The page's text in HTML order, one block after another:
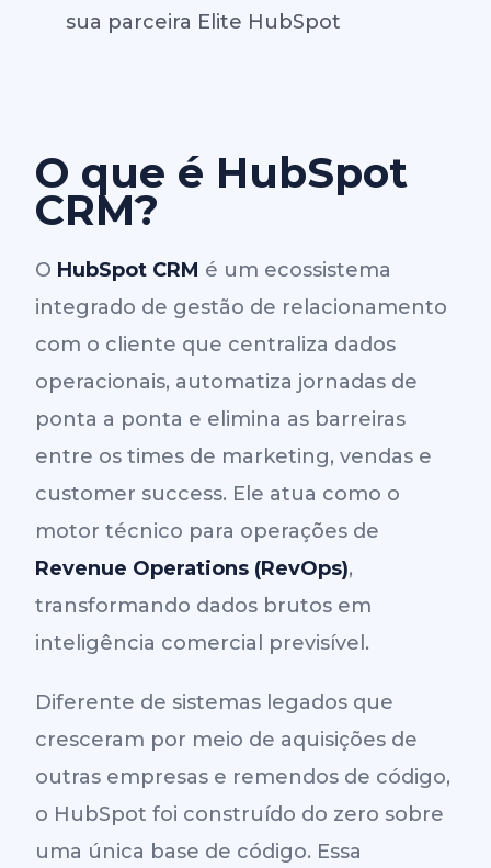
sua parceira Elite HubSpot
O que é HubSpot
CRM?
O HubSpot CRM é um ecossistema
integrado de gestão de relacionamento
com o cliente que centraliza dados
operacionais, automatiza jornadas de
ponta a ponta e elimina as barreiras
entre os times de marketing, vendas e
customer success. Ele atua como o
motor técnico para operações de
Revenue Operations (RevOps),
transformando dados brutos em
inteligência comercial previsível.
Diferente de sistemas legados que
cresceram por meio de aquisições de
outras empresas e remendos de código,
o HubSpot foi construído do zero sobre
uma única base de código. Essa